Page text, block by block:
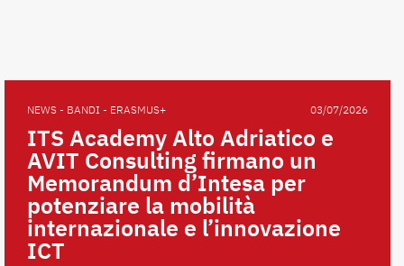
NEWS - BANDI - ERASMUS+ 03/07/2026
ITS Academy Alto Adriatico e
AVIT Consulting firmano un
Memorandum d’Intesa per
potenziare la mobilità
internazionale e l’innovazione
ICT